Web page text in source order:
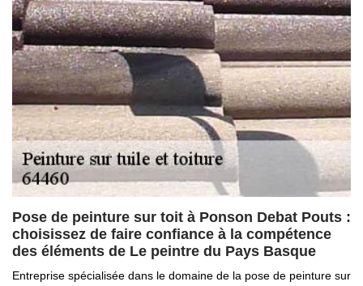
Pose de peinture sur toit à Ponson Debat Pouts :
choisissez de faire confiance à la compétence
des éléments de Le peintre du Pays Basque
Entreprise spécialisée dans le domaine de la pose de peinture sur